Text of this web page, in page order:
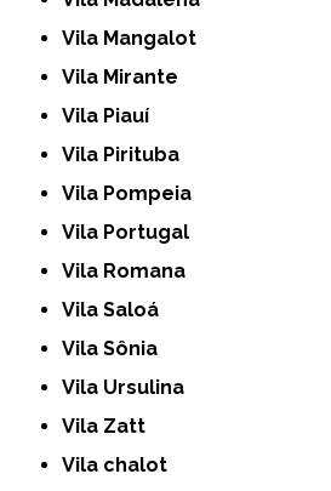
Vila Mangalot
Vila Mirante
Vila Piauí
Vila Pirituba
Vila Pompeia
Vila Portugal
Vila Romana
Vila Saloá
Vila Sônia
Vila Ursulina
Vila Zatt
Vila chalot